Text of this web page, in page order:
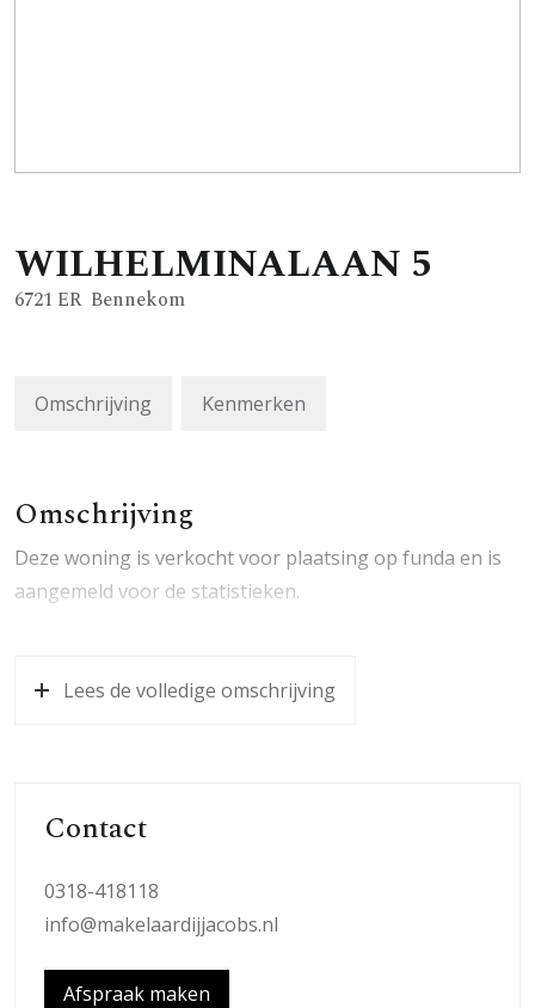
WILHELMINALAAN 5
6721 ER Bennekom
Omschrijving Kenmerken
Omschrijving
Deze woning is verkocht voor plaatsing op funda en is
aangemeld voor de statistieken.
Lees de volledige omschrijving
Contact
0318-418118
info@makelaardijjacobs.nl
Afspraak maken